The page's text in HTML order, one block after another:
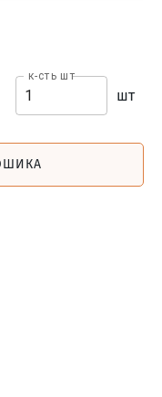
к-сть шт
шт